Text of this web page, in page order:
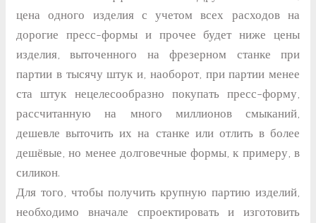
цена одного изделия с учетом всех расходов на
дорогие пресс-формы и прочее будет ниже цены
изделия, выточенного на фрезерном станке при
партии в тысячу штук и, наоборот, при партии менее
ста штук нецелесообразно покупать пресс-форму,
рассчитанную на много миллионов смыканий,
дешевле выточить их на станке или отлить в более
дешёвые, но менее долговечные формы, к примеру, в
силикон.
Для того, чтобы получить крупную партию изделий,
необходимо вначале спроектировать и изготовить